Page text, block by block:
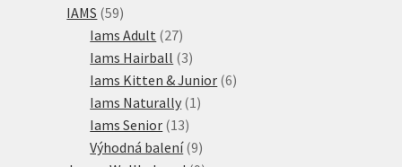
IAMS 5959
produktů
Iams Adult 2727
produktů
Iams Hairball 33
produkty
Iams Kitten & Junior 66
Iams Naturally 1 1
Iams Senior 1313
produktů
Výhodná balení 99